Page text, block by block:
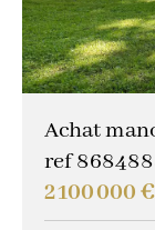
Achat
ref
2 100 000 €